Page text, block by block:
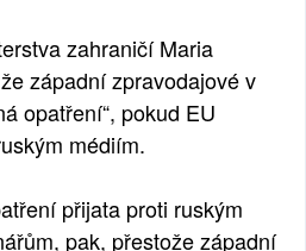
zahraničí Maria
západní zpravodajové v
opatření“, pokud EU
médiím.
přijata proti ruským
pak, přestože západní